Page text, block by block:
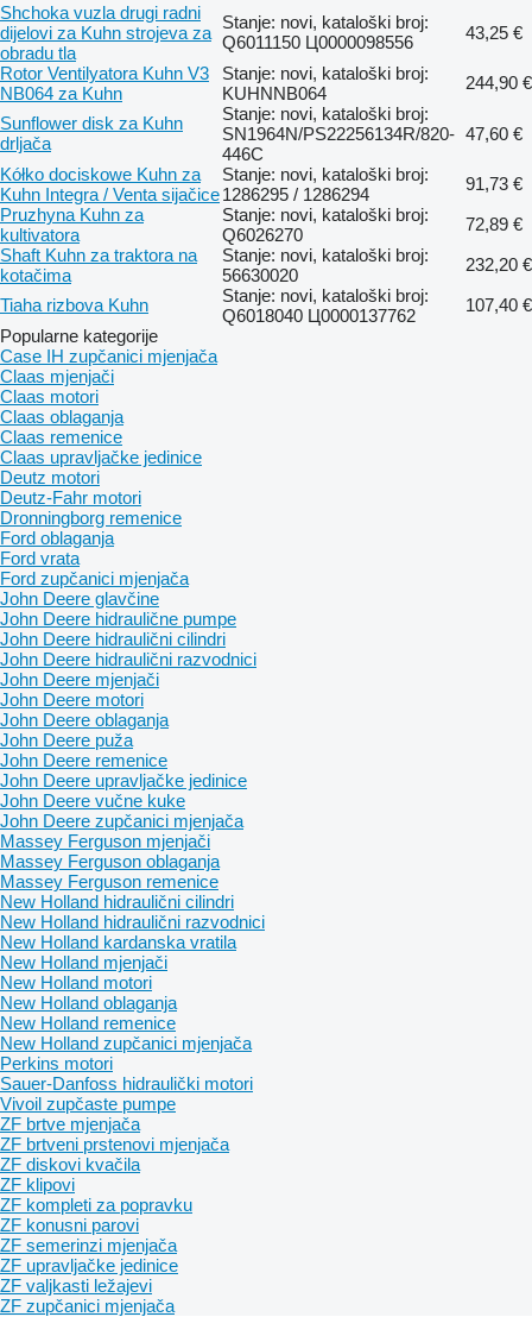
Shchoka vuzla drugi radni
dijelovi za Kuhn strojeva za
obradu tla
Stanje: novi, kataloški broj:
Q6011150 Ц0000098556
43,25 €
Rotor Ventilyatora Kuhn V3
NB064 za Kuhn
Stanje: novi, kataloški broj:
KUHNNB064
244,90 €
Sunflower disk za Kuhn
drljača
Stanje: novi, kataloški broj:
SN1964N/PS22256134R/820-
446C
47,60 €
Kółko dociskowe Kuhn za
Kuhn Integra / Venta sijačice
Stanje: novi, kataloški broj:
1286295 / 1286294
91,73 €
Pruzhyna Kuhn za
kultivatora
Stanje: novi, kataloški broj:
Q6026270
72,89 €
Shaft Kuhn za traktora na
kotačima
Stanje: novi, kataloški broj:
56630020
232,20 €
Tiaha rizbova Kuhn
Stanje: novi, kataloški broj:
Q6018040 Ц0000137762
107,40 €
Popularne kategorije
Case IH zupčanici mjenjača
Claas mjenjači
Claas motori
Claas oblaganja
Claas remenice
Claas upravljačke jedinice
Deutz motori
Deutz-Fahr motori
Dronningborg remenice
Ford oblaganja
Ford vrata
Ford zupčanici mjenjača
John Deere glavčine
John Deere hidraulične pumpe
John Deere hidraulični cilindri
John Deere hidraulični razvodnici
John Deere mjenjači
John Deere motori
John Deere oblaganja
John Deere puža
John Deere remenice
John Deere upravljačke jedinice
John Deere vučne kuke
John Deere zupčanici mjenjača
Massey Ferguson mjenjači
Massey Ferguson oblaganja
Massey Ferguson remenice
New Holland hidraulični cilindri
New Holland hidraulični razvodnici
New Holland kardanska vratila
New Holland mjenjači
New Holland motori
New Holland oblaganja
New Holland remenice
New Holland zupčanici mjenjača
Perkins motori
Sauer-Danfoss hidraulički motori
Vivoil zupčaste pumpe
ZF brtve mjenjača
ZF brtveni prstenovi mjenjača
ZF diskovi kvačila
ZF klipovi
ZF kompleti za popravku
ZF konusni parovi
ZF semerinzi mjenjača
ZF upravljačke jedinice
ZF valjkasti ležajevi
ZF zupčanici mjenjača